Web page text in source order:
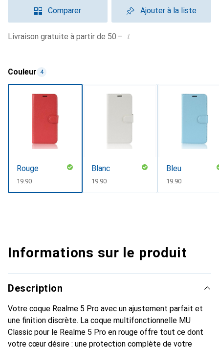
Comparer Ajouter à la liste
Livraison gratuite à partir de 50.– i
Couleur 4
Rouge
CHF
19.90
Blanc
CHF
19.90
Bleu
CHF
19.90
Informations sur le produit
Description
Votre coque Realme 5 Pro avec un ajustement parfait et
une finition discrète. La coque multifonctionnelle MU
Classic pour le Realme 5 Pro en rouge offre tout ce dont
votre cœur désire : une protection complète de votre